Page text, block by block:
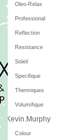
Oleo-Relax
Professional
Reflection
Resistance
Soleil
Specifique
Thermiques
Volumifique
Kevin.Murphy
Colour